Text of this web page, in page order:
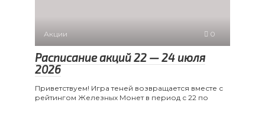
Акции 0
Расписание акций 22 — 24 июля
2026
Приветствуем! Игра теней возвращается вместе с
рейтингом Железных Монет в период с 22 по